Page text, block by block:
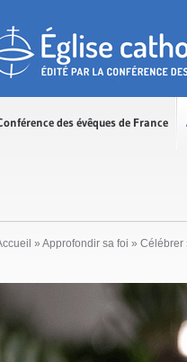
des évêques de France
» Approfondir sa foi » Célébrer